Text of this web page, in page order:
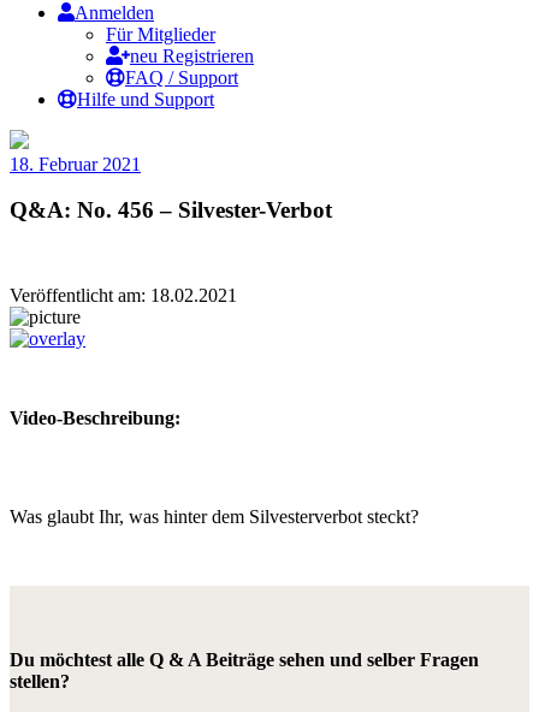
Anmelden
Für Mitglieder
neu Registrieren
FAQ / Support
Hilfe und Support
18. Februar 2021
Q&A: No. 456 – Silvester-Verbot
Veröffentlicht am: 18.02.2021
Video-Beschreibung:
Was glaubt Ihr, was hinter dem Silvesterverbot steckt?
Du möchtest alle Q & A Beiträge sehen und selber Fragen
stellen?